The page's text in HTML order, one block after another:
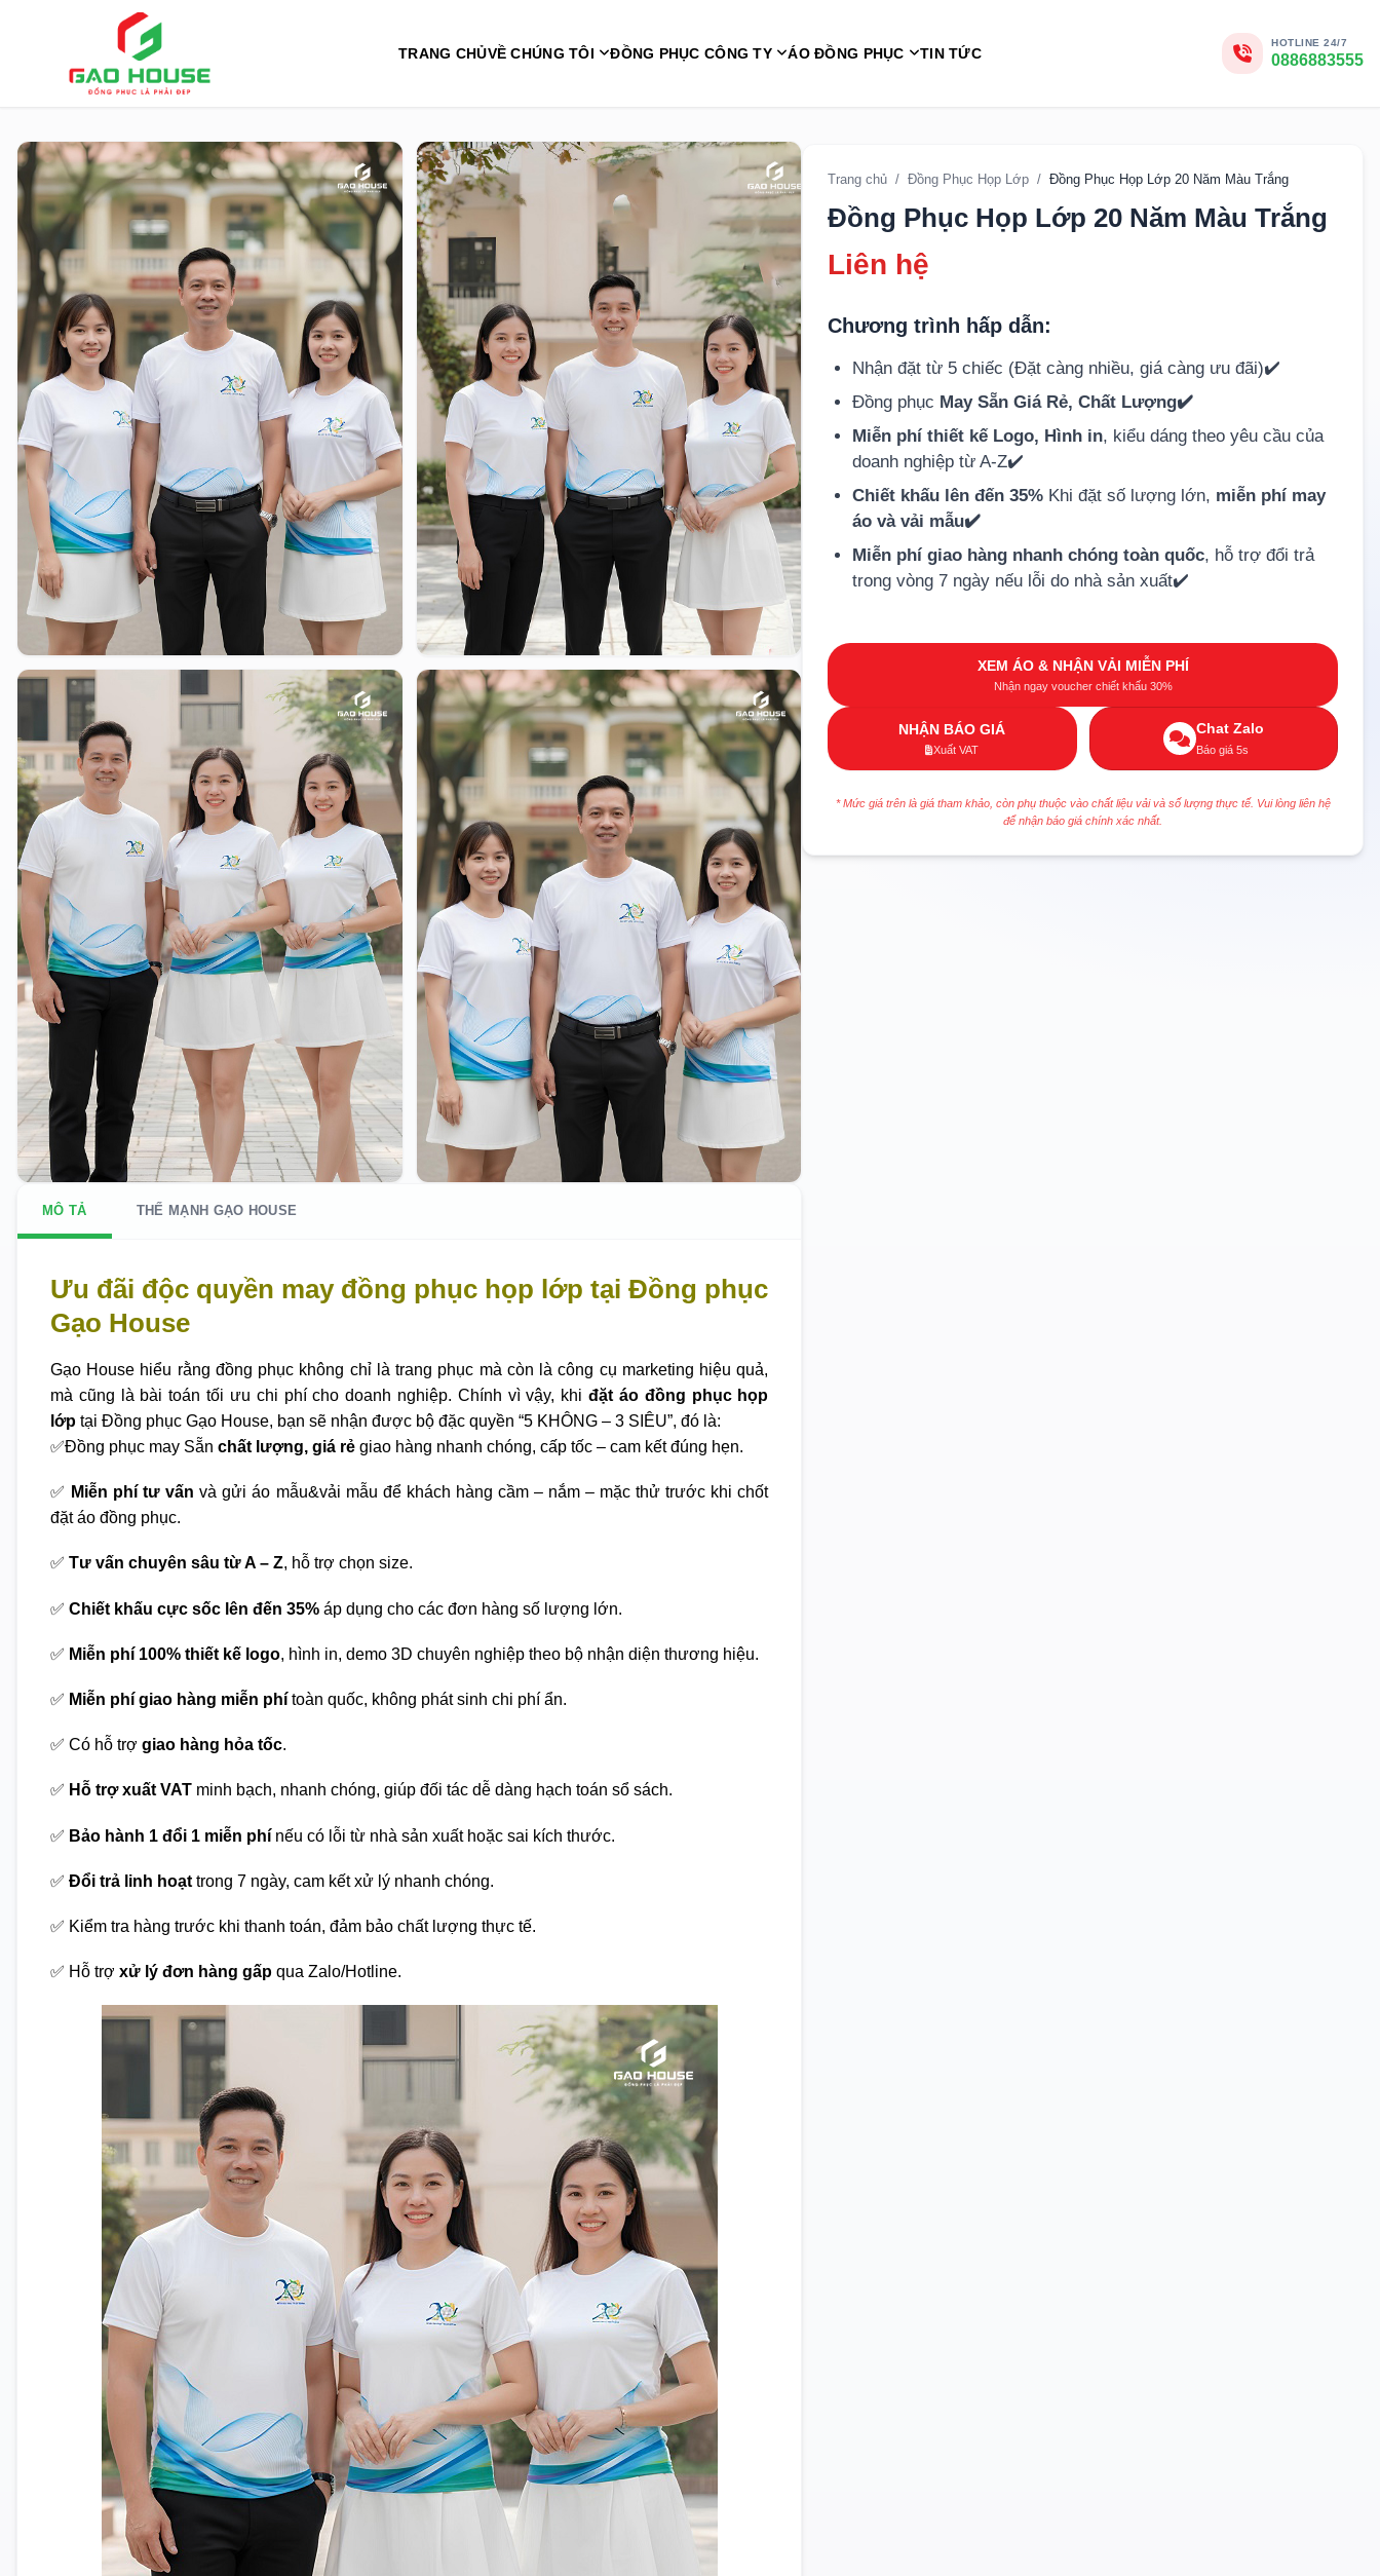
TRANG CHỦVỀ CHÚNG TÔI ĐỒNG PHỤC CÔNG TY ÁO ĐỒNG PHỤC TIN TỨC
HOTLINE 24/7
0886883555
MÔ TẢ THẾ MẠNH GẠO HOUSE
Ưu đãi độc quyền may đồng phục họp lớp tại Đồng phục
Gạo House
Gạo House hiểu rằng đồng phục không chỉ là trang phục mà còn là công cụ marketing hiệu quả,
mà cũng là bài toán tối ưu chi phí cho doanh nghiệp. Chính vì vậy, khi đặt áo đồng phục họp
lớp tại Đồng phục Gạo House, bạn sẽ nhận được bộ đặc quyền “5 KHÔNG – 3 SIÊU”, đó là:
✅Đồng phục may Sẵn chất lượng, giá rẻ giao hàng nhanh chóng, cấp tốc – cam kết đúng hẹn.
✅ Miễn phí tư vấn và gửi áo mẫu&vải mẫu để khách hàng cầm – nắm – mặc thử trước khi chốt
đặt áo đồng phục.
✅ Tư vấn chuyên sâu từ A – Z, hỗ trợ chọn size.
✅ Chiết khấu cực sốc lên đến 35% áp dụng cho các đơn hàng số lượng lớn.
✅ Miễn phí 100% thiết kế logo, hình in, demo 3D chuyên nghiệp theo bộ nhận diện thương hiệu.
✅ Miễn phí giao hàng miễn phí toàn quốc, không phát sinh chi phí ẩn.
✅ Có hỗ trợ giao hàng hỏa tốc.
✅ Hỗ trợ xuất VAT minh bạch, nhanh chóng, giúp đối tác dễ dàng hạch toán sổ sách.
✅ Bảo hành 1 đổi 1 miễn phí nếu có lỗi từ nhà sản xuất hoặc sai kích thước.
✅ Đổi trả linh hoạt trong 7 ngày, cam kết xử lý nhanh chóng.
✅ Kiểm tra hàng trước khi thanh toán, đảm bảo chất lượng thực tế.
✅ Hỗ trợ xử lý đơn hàng gấp qua Zalo/Hotline.
Trang chủ / Đồng Phục Họp Lớp / Đồng Phục Họp Lớp 20 Năm Màu Trắng
Đồng Phục Họp Lớp 20 Năm Màu Trắng
Liên hệ
Chương trình hấp dẫn:
Nhận đặt từ 5 chiếc (Đặt càng nhiều, giá càng ưu đãi)✔️
Đồng phục May Sẵn Giá Rẻ, Chất Lượng✔️
Miễn phí thiết kế Logo, Hình in, kiểu dáng theo yêu cầu của
doanh nghiệp từ A-Z✔️
Chiết khấu lên đến 35% Khi đặt số lượng lớn, miễn phí may
áo và vải mẫu✔️
Miễn phí giao hàng nhanh chóng toàn quốc, hỗ trợ đổi trả
trong vòng 7 ngày nếu lỗi do nhà sản xuất✔️
XEM ÁO & NHẬN VẢI MIỄN PHÍ
Nhận ngay voucher chiết khấu 30%
NHẬN BÁO GIÁ
Xuất VAT
Chat Zalo
Báo giá 5s
* Mức giá trên là giá tham khảo, còn phụ thuộc vào chất liệu vải và số lượng thực tế. Vui lòng liên hệ
để nhận báo giá chính xác nhất.